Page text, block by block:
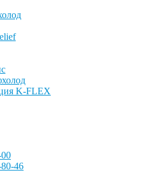
K-FLEX
46